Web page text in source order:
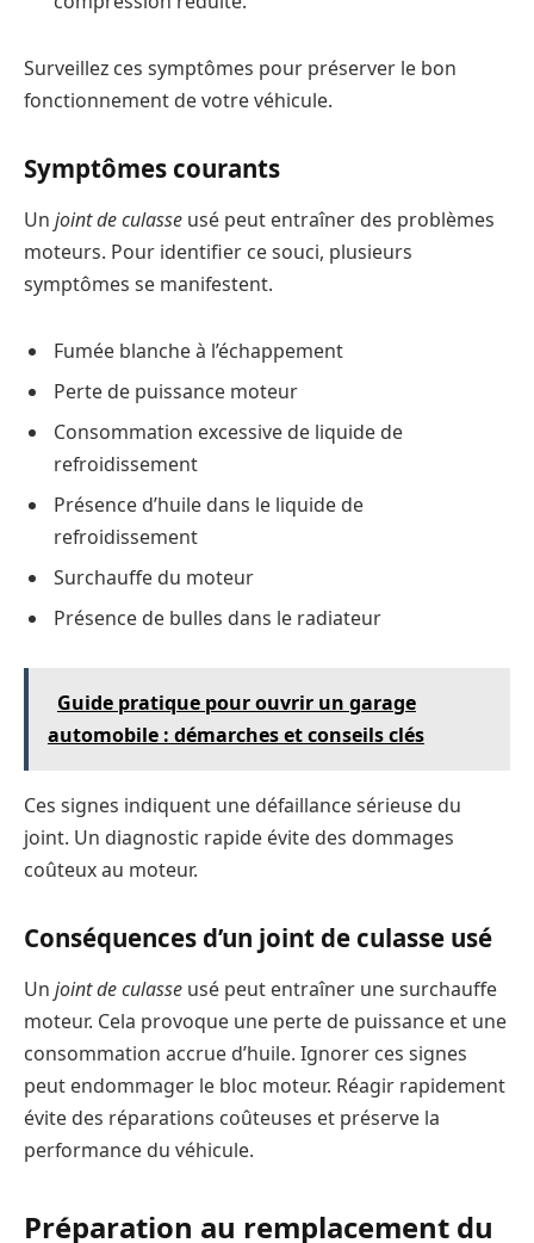
Surveillez ces symptômes pour préserver le bon
fonctionnement de votre véhicule.
Symptômes courants
Un joint de culasse usé peut entraîner des problèmes
moteurs. Pour identifier ce souci, plusieurs
symptômes se manifestent.
Fumée blanche à l’échappement
Perte de puissance moteur
Consommation excessive de liquide de
refroidissement
Présence d’huile dans le liquide de
refroidissement
Surchauffe du moteur
Présence de bulles dans le radiateur
Guide pratique pour ouvrir un garage
automobile : démarches et conseils clés
Ces signes indiquent une défaillance sérieuse du
joint. Un diagnostic rapide évite des dommages
coûteux au moteur.
Conséquences d’un joint de culasse usé
Un joint de culasse usé peut entraîner une surchauffe
moteur. Cela provoque une perte de puissance et une
consommation accrue d’huile. Ignorer ces signes
peut endommager le bloc moteur. Réagir rapidement
évite des réparations coûteuses et préserve la
performance du véhicule.
Préparation au remplacement du